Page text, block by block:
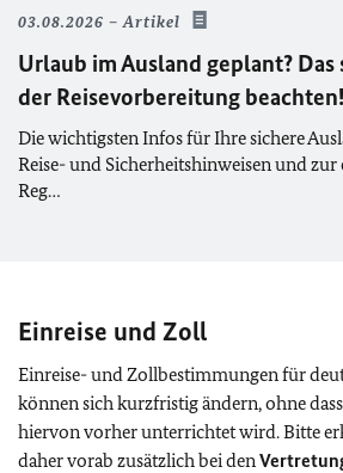
03.08.2026 Artikel
Urlaub im Ausland geplant?
der Reisevorbereitung beachten!
Die wichtigsten Infos für Ihre sichere
Reise- und Sicherheitshinweisen und
Reg…
Einreise und Zoll
Einreise- und Zollbestimmungen für
können sich kurzfristig ändern, ohne
hiervon vorher unterrichtet wird. Bitte
daher vorab zusätzlich bei den